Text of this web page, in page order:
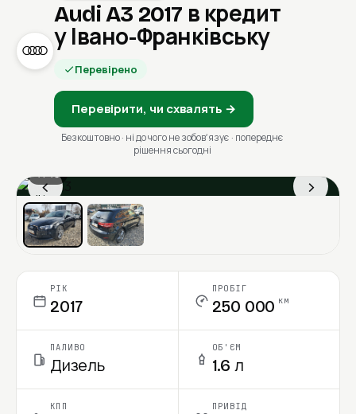
Audi A3 2017 в кредит
у Івано-Франківську
Перевірено
Перевірити, чи схвалять →
Безкоштовно · ні до чого не зобовʼязує · попереднє
рішення сьогодні
‹ ›
1 / 13
Ціна в місяць
РІК
2017
ПРОБІГ
250 000 км
ПАЛИВО
Дизель
ОБ'ЄМ
1.6 л
КПП ПРИВІД